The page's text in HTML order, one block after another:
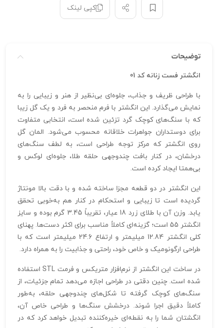
کپی لینک
توضیحات
انگشتر فست زنانه کد 01
با طراحی ظریف و جذاب، جلوه‌ای بی‌نظیر از هنر و زیبایی را به
نمایش می‌گذارد. این انگشتر با فرم منحصر به فرد و یک گل زیبا
که با سنگ‌های کوچک گرد تزئین شده است، انتخابی متفاوت
برای دوستداران جواهرات خلاقانه محسوب می‌شود. المان گل
روی انگشتر که مرکز توجه طراحی است، به لطف سنگ‌های
درخشان، در کنار بافت چندوجهی حلقه طلا، جلوه‌ای لوکس و
بی‌همتا ایجاد کرده است.
این انگشتر در دو قطعه مجزا ساخته شده و با دقت بالا مونتاژ
گردیده است تا زیبایی و استحکام در کنار هم به‌خوبی تحقق
یابد. وزن آن با طلای زرد 18 عیار، تقریباً 3.45 گرم بوده و سایز
انگشتر 55 است؛ گزینه‌ای کاملاً مناسب برای اکثر دست‌ها. پهنای
کلی انگشتر 12.84 میلیمتر و ارتفاع 24.6 میلیمتر است که با
طراحی ارگونومیک و خاص خود، راحتی و جذابیت را به همراه دارد.
در ساخت این انگشتر از نرم‌افزار متریکس و فرمت STL استفاده
شده است. چنین دقتی در طراحی اجازه می‌دهد تمام جزئیات، از
سنگ‌های کوچک گرفته تا شکل‌های چندوجهی حلقه، به‌طور
کاملاً دقیق اجرا شوند. درخشش سنگ‌ها و طراحی خاص آن،
انگشتان شما را به نقطه‌ای خیره‌کننده تبدیل خواهد کرد که در